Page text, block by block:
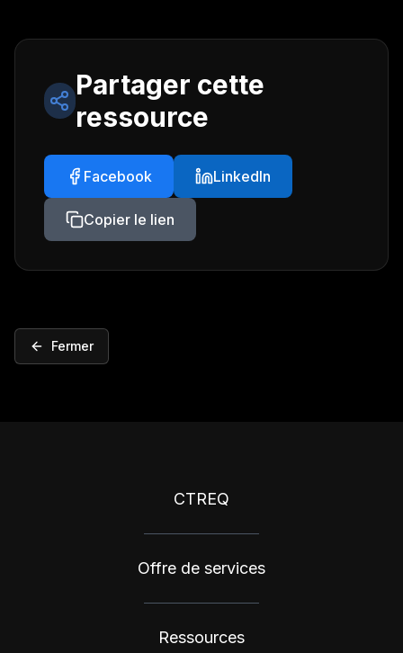
Partager cette
ressource
Facebook LinkedIn
Copier le lien
Fermer
CTREQ
Offre de services
Ressources